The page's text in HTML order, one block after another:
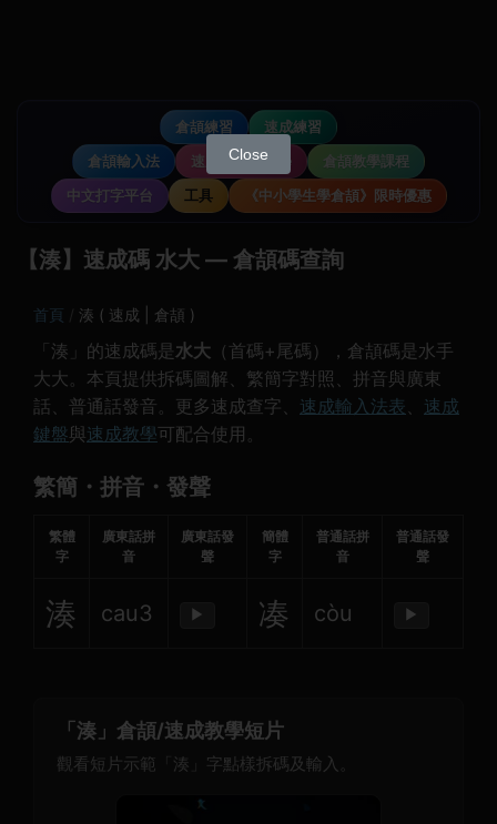
倉頡練習
速成練習
倉頡輸入法
速成輸入法教學
倉頡教學課程
中文打字平台
工具 《中小學生學倉頡》限時優惠
【湊】速成碼 水大 — 倉頡碼查詢
首頁 湊 ( 速成 | 倉頡 )
「湊」的速成碼是 水大 （首碼+尾碼），倉頡碼是水手
大大。本頁提供拆碼圖解、繁簡字對照、拼音與廣東
話、普通話發音。更多速成查字、 速成輸入法表、 速成
鍵盤與速成教學可配合使用。
繁簡・拼音・發聲
繁體
字
廣東話拼
音
廣東話發
聲
簡體
字
普通話拼
音
普通話發
聲
湊 cau3 ▶ 凑 còu ▶
「湊」倉頡/速成教學短片
觀看短片示範「湊」字點樣拆碼及輸入。
Close